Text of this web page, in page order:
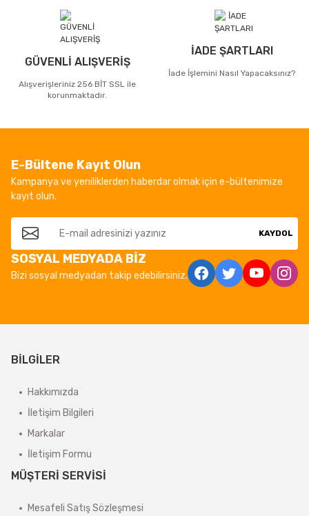
GÜVENLİ ALIŞVERİŞ
Alışverişleriniz 256 BİT SSL ile
korunmaktadır.
İADE ŞARTLARI
İade İşlemini Nasıl Yapacaksınız?
E-Bültene Kayıt Olun
Kampanya ve yeniliklerden haberdar olmak için e-bültenimize
kayıt olun.
KAYDOL
SOSYAL MEDYADA BİZ
Bizi sosyal medyadan takip edebilirsiniz.
BİLGİLER
Hakkımızda
İletişim Bilgileri
Markalar
İletişim Formu
MÜŞTERİ SERVİSİ
Mesafeli Satış Sözleşmesi